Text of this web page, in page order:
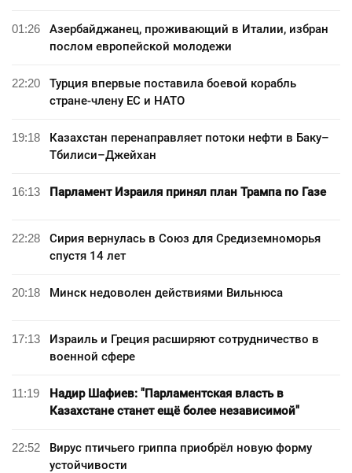
01:26
Азербайджанец, проживающий в Италии, избран
послом европейской молодежи
22:20
Турция впервые поставила боевой корабль
стране-члену ЕС и НАТО
19:18
Казахстан перенаправляет потоки нефти в Баку–
Тбилиси–Джейхан
16:13 Парламент Израиля принял план Трампа по Газе
22:28
Сирия вернулась в Союз для Средиземноморья
спустя 14 лет
20:18 Минск недоволен действиями Вильнюса
17:13
Израиль и Греция расширяют сотрудничество в
военной сфере
11:19
Надир Шафиев: "Парламентская власть в
Казахстане станет ещё более независимой"
22:52
Вирус птичьего гриппа приобрёл новую форму
устойчивости